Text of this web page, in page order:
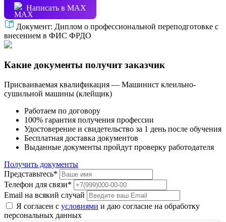
Написать в МАХ
Документ: Диплом о профессиональной переподготовке с
внесением в ФИС ФРДО
Какие документы получит заказчик
Присваиваемая квалификация — Машинист клеильно-
сушильной машины (клейщик)
Работаем по договору
100% гарантия получения профессии
Удостоверение и свидетельство за 1 день после обучения
Бесплатная доставка документов
Выданные документы пройдут проверку работодателя
Получить документы
Представьтесь*
Телефон для связи*
Email на всякий случай
Я согласен с условиями и даю согласие на обработку
персональных данных